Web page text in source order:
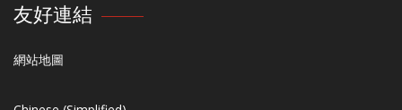
友好連結
網站地圖